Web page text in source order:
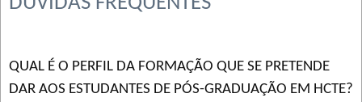
QUAL É O PERFIL DA FORMAÇÃO QUE SE PRETENDE
DAR AOS ESTUDANTES DE PÓS-GRADUAÇÃO EM HCTE?